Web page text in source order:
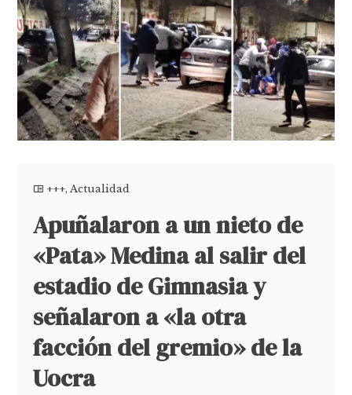
+++,Actualidad
Apuñalaron a un nieto de
«Pata» Medina al salir del
estadio de Gimnasia y
señalaron a «la otra
facción del gremio» de la
Uocra